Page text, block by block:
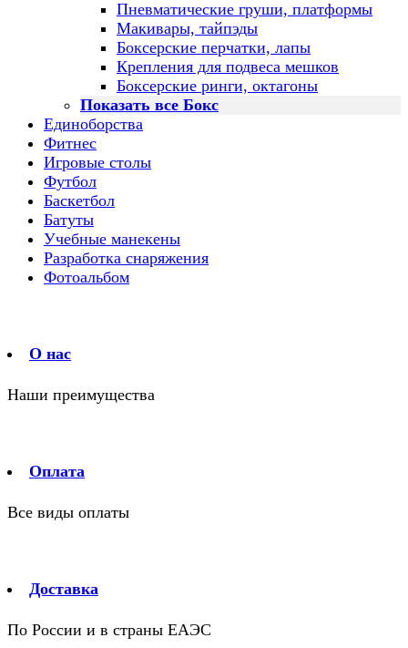
Пневматические груши, платформы
Макивары, тайпэды
Боксерские перчатки, лапы
Крепления для подвеса мешков
Боксерские ринги, октагоны
Показать все Бокс
Единоборства
Фитнес
Игровые столы
Футбол
Баскетбол
Батуты
Учебные манекены
Разработка снаряжения
Фотоальбом
О нас
Наши преимущества
Оплата
Все виды оплаты
Доставка
По России и в страны ЕАЭС